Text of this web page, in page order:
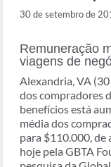
30 de setembro de
Remuneração
viagens de
Alexandria, VA
dos compradores
benefícios está
média dos
para $110.000, de
hoje pela GBTA